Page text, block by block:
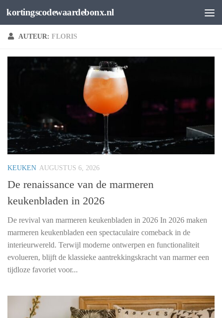
Spring naar de inhoud
kortingscodewaardebonx.nl
AUTEUR: FLORIS
KEUKEN AUGUSTUS 6, 2026
De renaissance van de marmeren
keukenbladen in 2026
De revival van marmeren keukenbladen in 2026 In 2026 maken
marmeren keukenbladen een spectaculaire comeback in de
interieurwereld. Terwijl moderne ontwerpen en functionaliteit
evolueren, blijft de klassieke aantrekkingskracht van marmer een
tijdloze favoriet voor...